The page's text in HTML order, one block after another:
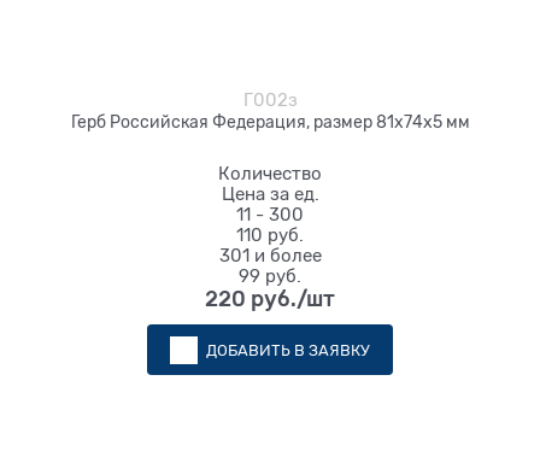
Г002з
Герб Российская Федерация, размер 81х74х5 мм
Количество
Цена за ед.
11 - 300
110 руб.
301 и более
99 руб.
220 руб./шт
ДОБАВИТЬ В ЗАЯВКУ